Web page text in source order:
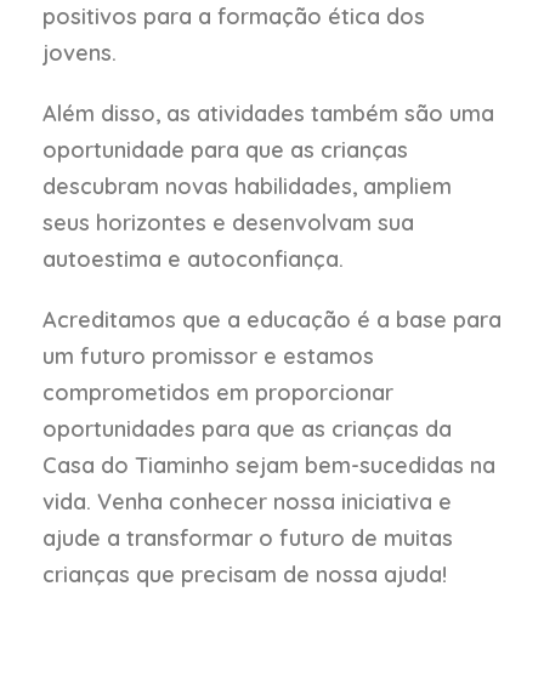
positivos para a formação ética dos
jovens.
Além disso, as atividades também são uma
oportunidade para que as crianças
descubram novas habilidades, ampliem
seus horizontes e desenvolvam sua
autoestima e autoconfiança.
Acreditamos que a educação é a base para
um futuro promissor e estamos
comprometidos em proporcionar
oportunidades para que as crianças da
Casa do Tiaminho sejam bem-sucedidas na
vida. Venha conhecer nossa iniciativa e
ajude a transformar o futuro de muitas
crianças que precisam de nossa ajuda!